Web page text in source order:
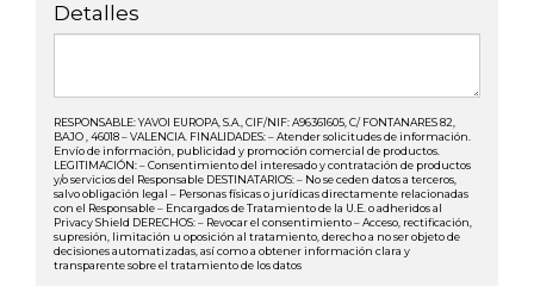
Detalles
RESPONSABLE: YAVOI EUROPA, S.A., CIF/NIF: A96361605, C/ FONTANARES 82,
BAJO , 46018 – VALENCIA. FINALIDADES: – Atender solicitudes de información.
Envío de información, publicidad y promoción comercial de productos.
LEGITIMACIÓN: – Consentimiento del interesado y contratación de productos
y/o servicios del Responsable DESTINATARIOS: – No se ceden datos a terceros,
salvo obligación legal – Personas físicas o jurídicas directamente relacionadas
con el Responsable – Encargados de Tratamiento de la U.E. o adheridos al
Privacy Shield DERECHOS: – Revocar el consentimiento – Acceso, rectificación,
supresión, limitación u oposición al tratamiento, derecho a no ser objeto de
decisiones automatizadas, así como a obtener información clara y
transparente sobre el tratamiento de los datos